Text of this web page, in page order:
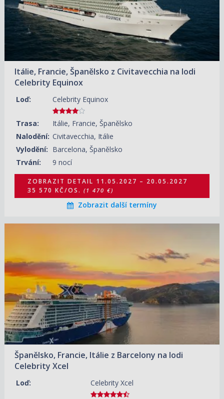
Itálie, Francie, Španělsko z Civitavecchia na lodi
Celebrity Equinox
Loď: Celebrity Equinox
Trasa:
Itálie, Francie, Španělsko
Nalodění: Civitavecchia, Itálie
Vylodění: Barcelona, Španělsko
Trvání:
9 nocí
ZOBRAZIT DETAIL
31.08.2027 – 09.09.2027
29 940 KČ/OS.
(1 237 €)
ZOBRAZIT DETAIL
28.09.2027 – 07.10.2027
35 570 KČ/OS.
(1 470 €)
ZOBRAZIT DETAIL
26.10.2027 – 04.11.2027
ZOBRAZIT DETAIL 11.05.2027 – 20.05.2027
35 570 KČ/OS. (1 470 €)
Zobrazit další termíny
Španělsko, Francie, Itálie z Barcelony na lodi
Celebrity Xcel
Loď: Celebrity Xcel
47 480 KČ/OS.
ZOBRAZIT DETAIL
29.08.2026 – 05.09.2026
48 710 KČ/OS.
(2 013 €)
ZOBRAZIT DETAIL
03.07.2027 – 10.07.2027
34 510 KČ/OS.
(1 426 €)
ZOBRAZIT DETAIL
10.07.2027 – 17.07.2027
(1 424 €)
ZOBRAZIT DETAIL
07.08.2027 – 14.08.2027
ZOBRAZIT DETAIL
28.08.2027 – 04.09.2027
(1 345 €)